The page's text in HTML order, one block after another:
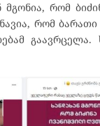
მგონია, რომ
რომ
გაავრცელა.